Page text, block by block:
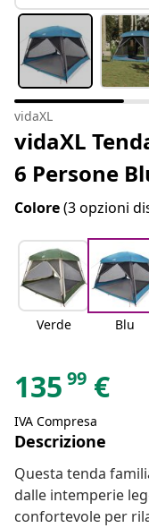
vidaXL
vidaXL
6 Persone
Colore(3 opzioni
Verde Blu
135 99 €
IVA Compresa
Descrizione
Questa tenda
dalle intemperie
confortevole per